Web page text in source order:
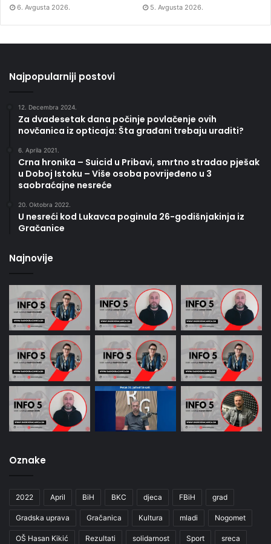
6. Avgusta 2026. 5. Avgusta 2026.
Najpopularniji postovi
12. Decembra 2024.
Za dvadesetak dana počinje povlačenje ovih
novčanica iz opticaja: Šta građani trebaju uraditi?
6. Aprila 2021.
Crna hronika – Suicid u Pribavi, smrtno stradao pješak
u Doboj Istoku – Više osoba povrijeđeno u 3
saobraćajne nesreće
20. Oktobra 2022.
U nesreći kod Lukavca poginula 26-godišnjakinja iz
Gračanice
Najnovije
Oznake
2022 April BiH BKC djeca FBiH grad
Gradska uprava Gračanica Kultura mladi Nogomet
OŠ Hasan Kikić Rezultati solidarnost Sport sreca